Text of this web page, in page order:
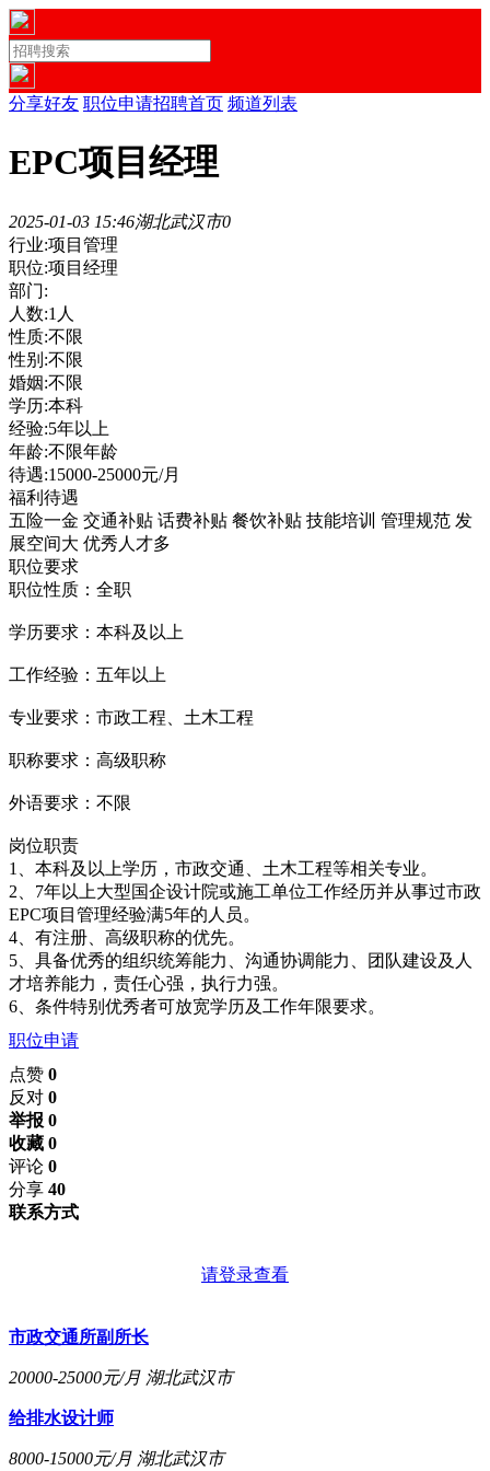
分享好友 职位申请招聘首页 频道列表
EPC项目经理
2025-01-03 15:46湖北武汉市0
行业:项目管理
职位:项目经理
部门:
人数:1人
性质:不限
性别:不限
婚姻:不限
学历:本科
经验:5年以上
年龄:不限年龄
待遇:15000-25000元/月
福利待遇
五险一金 交通补贴 话费补贴 餐饮补贴 技能培训 管理规范 发
展空间大 优秀人才多
职位要求
职位性质：全职
学历要求：本科及以上
工作经验：五年以上
专业要求：市政工程、土木工程
职称要求：高级职称
外语要求：不限
岗位职责
1、本科及以上学历，市政交通、土木工程等相关专业。
2、7年以上大型国企设计院或施工单位工作经历并从事过市政
EPC项目管理经验满5年的人员。
4、有注册、高级职称的优先。
5、具备优秀的组织统筹能力、沟通协调能力、团队建设及人
才培养能力，责任心强，执行力强。
6、条件特别优秀者可放宽学历及工作年限要求。
职位申请
点赞 0
反对 0
举报 0
收藏 0
评论 0
分享 40
联系方式
请登录查看
市政交通所副所长
20000-25000元/月 湖北武汉市
给排水设计师
8000-15000元/月 湖北武汉市